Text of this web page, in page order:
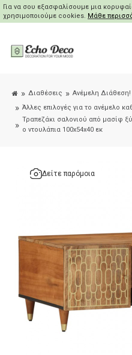
Για να σου εξασφαλίσουμε μια
χρησιμοποιούμε cookies. Μάθε
Διαθέσεις Ανέμελη Διάθεση!
Άλλες επιλογές για το ανέμελο
Τραπεζάκι σαλονιού από μασίφ
ο ντουλάπια 100x54x40 εκ
Δείτε παρόμοια